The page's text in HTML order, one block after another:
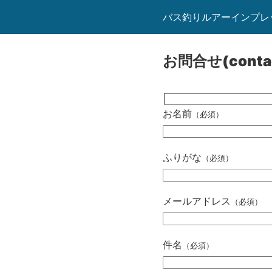
バス釣りルアーインプレ
お問合せ
お名前 （必須）
ふりがな （必須）
メールアドレス （必須）
件名 （必須）